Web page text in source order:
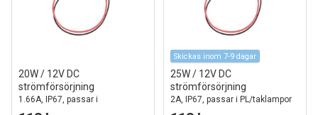
20W / 12V DC
strömförsörjning
1.66A, IP67, passar i
PL/taklampor
Skickas inom 7-9 dagar
25W / 12V DC
strömförsörjning
2A, IP67, passar i PL/taklampor